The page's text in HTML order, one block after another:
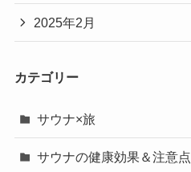
2025年2月
カテゴリー
サウナ×旅
サウナの健康効果＆注意点